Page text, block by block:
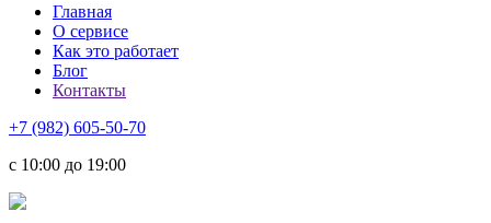
Главная
О сервисе
Как это работает
Блог
Контакты
+7 (982) 605-50-70
c 10:00 до 19:00